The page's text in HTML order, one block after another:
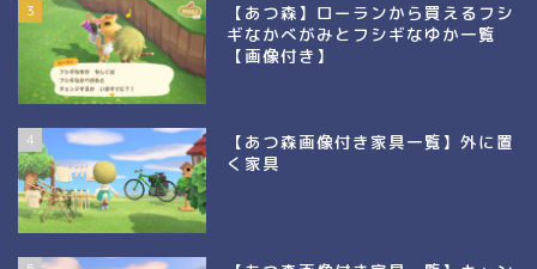
3
【あつ森】ローランから買えるフシ
ギなかべがみとフシギなゆか一覧
【画像付き】
4
【あつ森画像付き家具一覧】外に置
く家具